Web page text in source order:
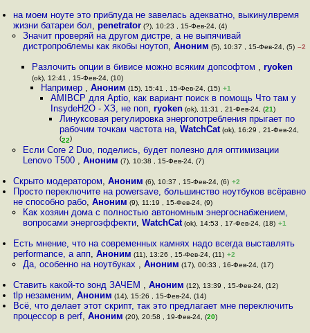
на моем ноуте это приблуда не завелась адекватно, выкинулвремя
жизни батареи бол,penetrator (?), 10:23 , 15-Фев-24, (4)
Значит проверяй на другом дистре, а не выпячивай
дистропроблемы как якобы ноутоп, Аноним (5), 10:37 , 15-Фев-24, (5) –2
Разлочить опции в бивисе можно всяким допсофтом , ryoken
(ok), 12:41 , 15-Фев-24, (10)
Например ,Аноним (15), 15:41 , 15-Фев-24, (15) +1
AMIBCP для Aptio, как вариант поиск в помощь Что там у
InsydeH2O - ХЗ, не поп, ryoken(ok), 11:31 , 21-Фев-24, (21)
Линуксовая регулировка энергопотребления прыгает по
рабочим точкам частота на, WatchCat(ok), 16:29 , 21-Фев-24,
(22)
Если Core 2 Duo, поделись, будет полезно для оптимизации
Lenovo T500 , Аноним (7), 10:38 , 15-Фев-24, (7)
Скрыто модератором,Аноним (6), 10:37 , 15-Фев-24, (6) +2
Просто переключите на powersave, большинство ноутбуков всёравно
не способно рабо,Аноним (9), 11:19 , 15-Фев-24, (9)
Как хозяин дома с полностью автономным энергоснабжением,
вопросами энергоэффекти, WatchCat(ok), 14:53 , 17-Фев-24, (18) +1
Есть мнение, что на современных камнях надо всегда выставлять
performance, а апп,Аноним (11), 13:26 , 15-Фев-24, (11) +2
Да, особенно на ноутбуках , Аноним (17), 00:33 , 16-Фев-24, (17)
Ставить какой-то зонд ЗАЧЕМ ,Аноним (12), 13:39 , 15-Фев-24, (12)
tlp незаменим,Аноним (14), 15:26 , 15-Фев-24, (14)
Всё, что делает этот скрипт, так это предлагает мне переключить
процессор в perf,Аноним (20), 20:58 , 19-Фев-24, (20)